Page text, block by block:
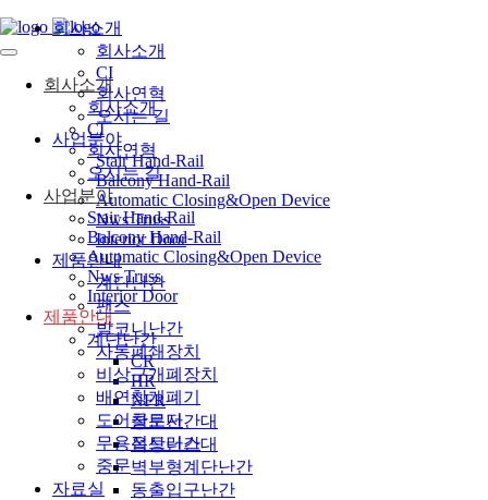
회사소개
회사소개
CI
회사연혁
오시는 길
사업분야
Stair Hand-Rail
Balcony Hand-Rail
Automatic Closing&Open Device
Nws Truss
Interior Door
제품안내
계단난간
CR
HR
NFR
창문난간대
옥상난간대
벽부형계단난간
동출입구난간
회사소개
회사소개
CI
회사연혁
오시는 길
사업분야
Stair Hand-Rail
Balcony Hand-Rail
Automatic Closing&Open Device
Nws Truss
Interior Door
제품안내
계단난간
팬스
발코니난간
자동폐쇄장치
비상구개폐장치
배연창개폐기
도어클로저
무용접트러스
중문
자료실